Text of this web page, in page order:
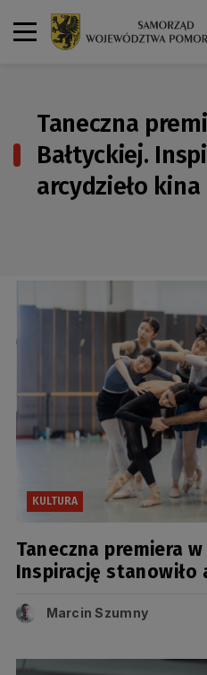
Taneczna
Bałtyckiej.
arcydzieło
KULTURA
Taneczna premiera
Inspirację stanowiło
Marcin Szumny